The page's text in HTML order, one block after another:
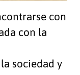
con
con la
sociedad y